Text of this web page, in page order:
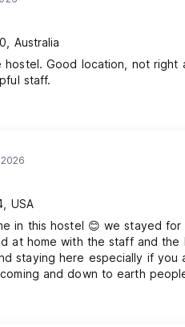
Australia
hostel. Good location, not right
staff.
USA
in this hostel 😊 we stayed
at home with the staff and the
staying here especially if you
and down to earth